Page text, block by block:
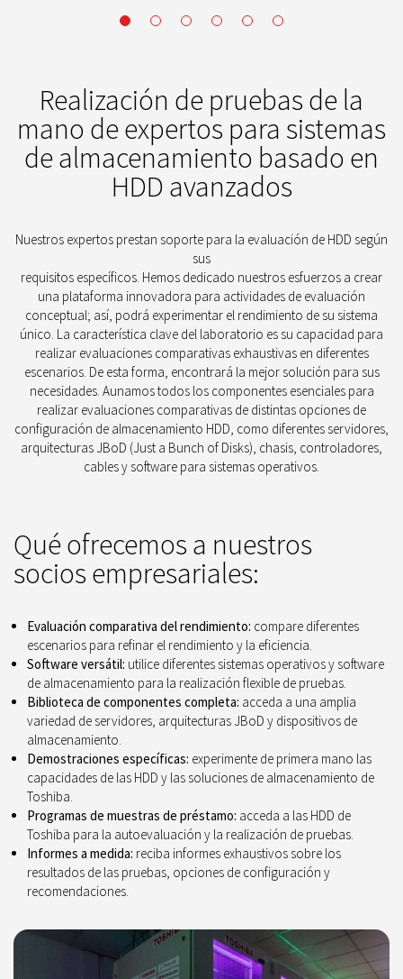
Realización de pruebas de la
mano de expertos para sistemas
de almacenamiento basado en
HDD avanzados
Nuestros expertos prestan soporte para la evaluación de HDD según
sus
requisitos específicos. Hemos dedicado nuestros esfuerzos a crear
una plataforma innovadora para actividades de evaluación
conceptual; así, podrá experimentar el rendimiento de su sistema
único. La característica clave del laboratorio es su capacidad para
realizar evaluaciones comparativas exhaustivas en diferentes
escenarios. De esta forma, encontrará la mejor solución para sus
necesidades. Aunamos todos los componentes esenciales para
realizar evaluaciones comparativas de distintas opciones de
configuración de almacenamiento HDD, como diferentes servidores,
arquitecturas JBoD (Just a Bunch of Disks), chasis, controladores,
cables y software para sistemas operativos.
Qué ofrecemos a nuestros
socios empresariales:
Evaluación comparativa del rendimiento: compare diferentes
escenarios para refinar el rendimiento y la eficiencia.
Software versátil: utilice diferentes sistemas operativos y software
de almacenamiento para la realización flexible de pruebas.
Biblioteca de componentes completa: acceda a una amplia
variedad de servidores, arquitecturas JBoD y dispositivos de
almacenamiento.
Demostraciones específicas: experimente de primera mano las
capacidades de las HDD y las soluciones de almacenamiento de
Toshiba.
Programas de muestras de préstamo: acceda a las HDD de
Toshiba para la autoevaluación y la realización de pruebas.
Informes a medida: reciba informes exhaustivos sobre los
resultados de las pruebas, opciones de configuración y
recomendaciones.